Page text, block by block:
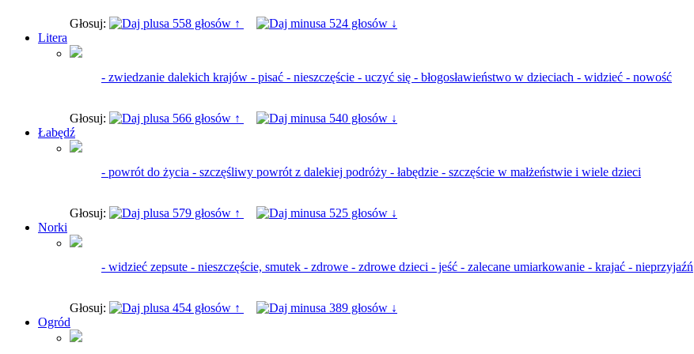
Głosuj: 558 głosów ↑
524 głosów ↓
Litera
- zwiedzanie dalekich krajów - pisać - nieszczęście - uczyć się - błogosławieństwo w dzieciach - widzieć - nowość
Głosuj: 566 głosów ↑
540 głosów ↓
Łabędź
- powrót do życia - szczęśliwy powrót z dalekiej podróży - łabędzie - szczęście w małżeństwie i wiele dzieci
Głosuj: 579 głosów ↑
525 głosów ↓
Norki
- widzieć zepsute - nieszczęście, smutek - zdrowe - zdrowe dzieci - jeść - zalecane umiarkowanie - krajać - nieprzyjaźń
Głosuj: 454 głosów ↑
389 głosów ↓
Ogród